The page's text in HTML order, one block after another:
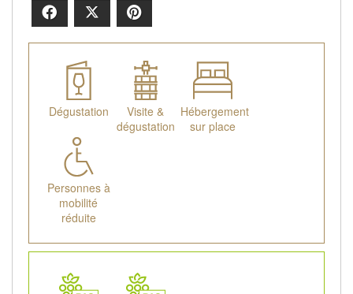
Facebook
Dégustation
Visite &
dégustation
Hébergement
sur place
Personnes à
mobilité
réduite